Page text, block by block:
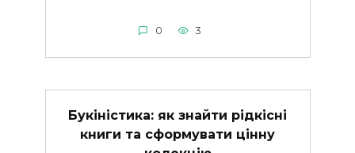
0 3
Букіністика: як знайти рідкісні
книги та сформувати цінну